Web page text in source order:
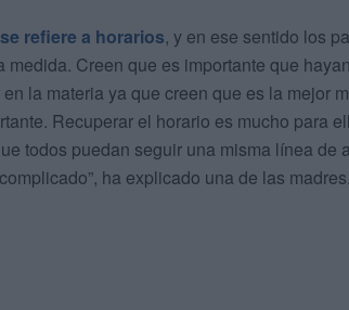
refiere a horarios, y en ese sentido los
Creen que es importante que hayan
la materia ya que creen que es la mejor
Recuperar el horario es mucho para
todos puedan seguir una misma línea de
ha explicado una de las madres.